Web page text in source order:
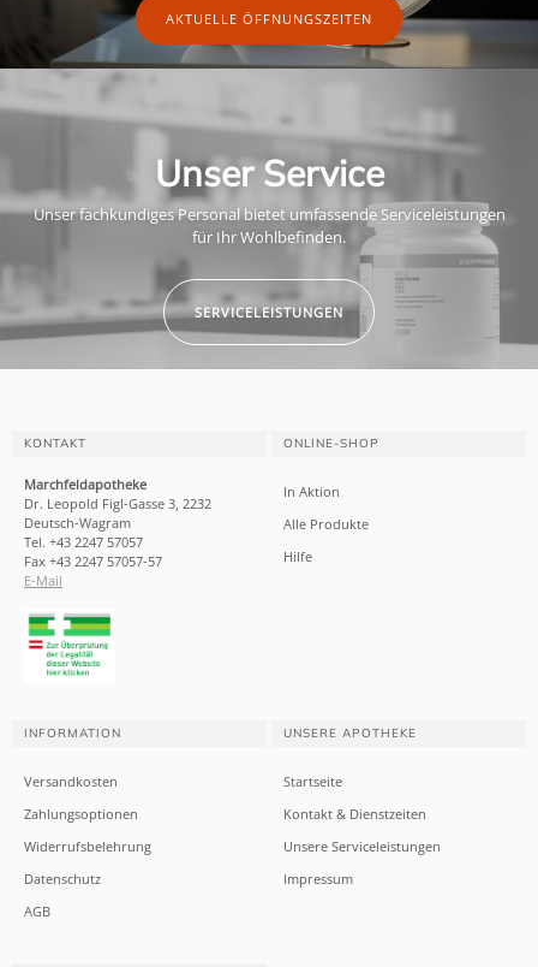
AKTUELLE ÖFFNUNGSZEITEN
Unser Service
Unser fachkundiges Personal bietet umfassende Serviceleistungen
für Ihr Wohlbefinden.
SERVICELEISTUNGEN
KONTAKT
Marchfeldapotheke
Dr. Leopold Figl-Gasse 3, 2232
Deutsch-Wagram
Tel. +43 2247 57057
Fax +43 2247 57057-57
E-Mail
ONLINE-SHOP
In Aktion
Alle Produkte
Hilfe
INFORMATION
Versandkosten
Zahlungsoptionen
Widerrufsbelehrung
Datenschutz
AGB
UNSERE APOTHEKE
Startseite
Kontakt & Dienstzeiten
Unsere Serviceleistungen
Impressum